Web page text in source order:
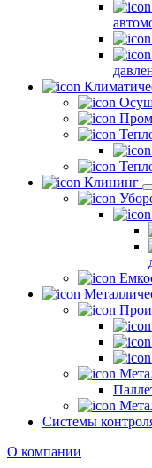
Клининг
Системы
О компании